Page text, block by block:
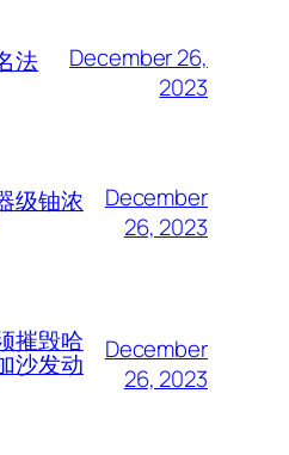
法
December 26,
2023
级铀浓
December
26, 2023
摧毁哈
沙发动
December
26, 2023